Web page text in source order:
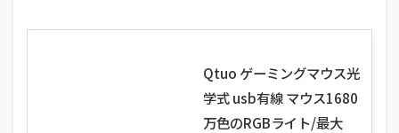
Qtuo ゲーミングマウス光
学式 usb有線 マウス1680
万色のRGBライト/最大